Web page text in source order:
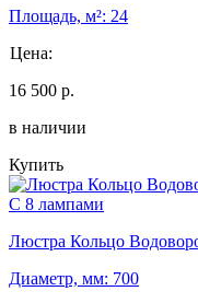
Площадь, м²: 24
Цена:
16 500 р.
в наличии
Купить
С 8 лампами
Люстра Кольцо
Диаметр, мм: 700